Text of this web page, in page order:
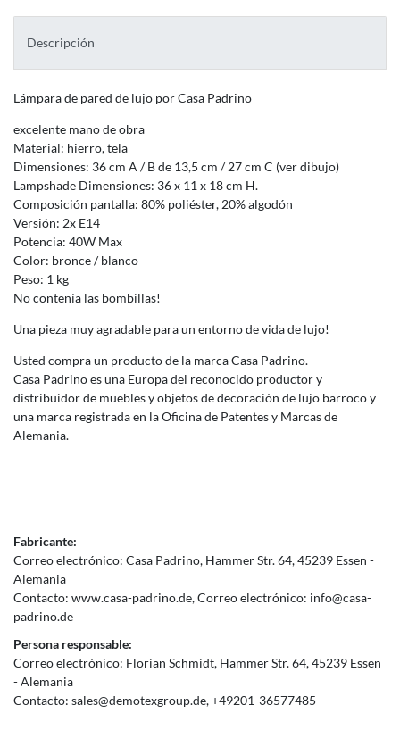
Descripción
Lámpara de pared de lujo por Casa Padrino
excelente mano de obra
Material: hierro, tela
Dimensiones: 36 cm A / B de 13,5 cm / 27 cm C (ver dibujo)
Lampshade Dimensiones: 36 x 11 x 18 cm H.
Composición pantalla: 80% poliéster, 20% algodón
Versión: 2x E14
Potencia: 40W Max
Color: bronce / blanco
Peso: 1 kg
No contenía las bombillas!
Una pieza muy agradable para un entorno de vida de lujo!
Usted compra un producto de la marca Casa Padrino.
Casa Padrino es una Europa del reconocido productor y
distribuidor de muebles y objetos de decoración de lujo barroco y
una marca registrada en la Oficina de Patentes y Marcas de
Alemania.
Fabricante:
Correo electrónico: Casa Padrino Hammer Str.64 45239 Essen
Alemania
Contacto: www.casa-padrino.de Correo electrónico: info@casa-
padrino.de
Persona responsable:
Correo electrónico: Florian Schmidt Hammer Str.64 45239 Essen
Alemania
Contacto: sales@demotexgroup.de +49201-36577485